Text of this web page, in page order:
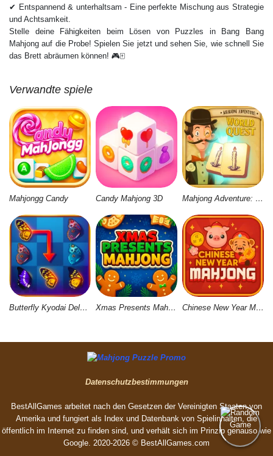
✔ Entspannend & unterhaltsam - Eine perfekte Mischung aus Strategie
und Achtsamkeit.
Stelle deine Fähigkeiten beim Lösen von Puzzles in Bang Bang
Mahjong auf die Probe! Spielen Sie jetzt und sehen Sie, wie schnell Sie
das Brett abräumen können! 🎮🀄
Verwandte spiele
Mahjongg Candy Candy Mahjong 3D Mahjong Adventure: World Quest
Butterfly Kyodai Deluxe 2 Xmas Presents Mahjong Chinese New Year Mahjong
Datenschutzbestimmungen
BestAllGames arbeitet nach den Gesetzen der Vereinigten Staaten von
Amerika und fungiert als Index und Datenbank von Spielinhalten, die
öffentlich im Internet zu finden sind, und verhält sich im Prinzip genauso wie
Google. 2020-2026 © BestAllGames.сom